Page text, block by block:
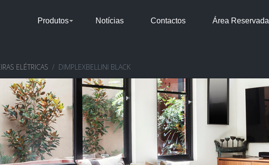
Produtos Notícias Contactos Área Reservada
ELÉTRICAS DIMPLEXBELLINI BLACK